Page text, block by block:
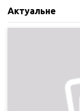
Актуальне